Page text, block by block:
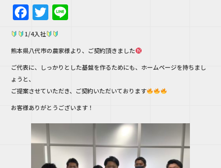
F
a
c
e
b
o
o
k
T
w
it
te
r
e
1/4入社
熊本県八代市の農家様より、ご契約頂きました
ご代表に、しっかりとした基盤を作るためにも、ホームページを持ちまし
ょうと、
ご提案させていただき、ご契約いただいております
お客様ありがとうございます！